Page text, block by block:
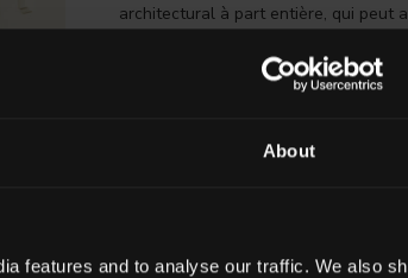
About
features and to analyse our traffic. We also
architectural à part entière, qui peut
être la pièce maîtresse d'espaces
d'art, mais une dimension
extérieur, notamment dans les lieux
L'aspect esthétique ne peut se
est situé à l'extérieur, on ne saurait
majestueux escalier de la Trinité-
pour éviter de glisser en cas de